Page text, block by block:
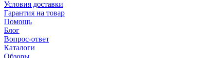
Условия доставки
Гарантия на товар
Помощь
Блог
Вопрос-ответ
Каталоги
Обзоры